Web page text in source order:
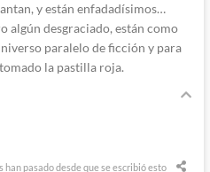
y están enfadadísimos…
algún desgraciado, están como
paralelo de ficción y para
la pastilla roja.
han pasado desde que se escribió esto